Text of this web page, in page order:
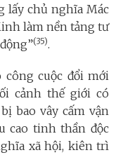
lấy chủ nghĩa Mác
làm nền tảng tư
(35).
công cuộc đổi mới
cảnh thế giới có
bao vây cấm vận
cao tinh thần độc
xã hội, kiên trì